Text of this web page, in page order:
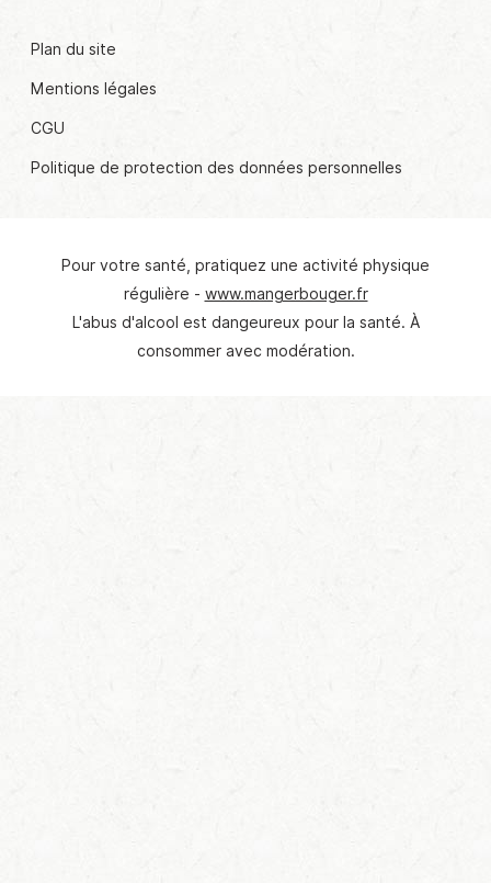
Plan du site
Mentions légales
CGU
Politique de protection des données personnelles
Pour votre santé, pratiquez une activité physique
régulière - www.mangerbouger.fr
L'abus d'alcool est dangeureux pour la santé. À
consommer avec modération.